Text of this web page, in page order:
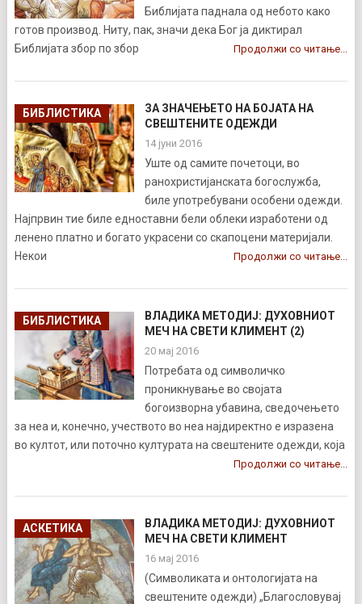
Библијата паднала од небото како
готов производ. Ниту, пак, значи дека Бог ја диктирал
Библијата збор по збор
Продолжи со читање...
БИБЛИСТИКА
ЗА ЗНАЧЕЊЕТО НА БОЈАТА НА
СВЕШТЕНИТЕ ОДЕЖДИ
14 јуни 2016
Уште од самите почетоци, во
ранохристијанската богослужба,
биле употребувани особени одежди.
Најпрвин тие биле едноставни бели облеки изработени од
ленено платно и богато украсени со скапоцени материјали.
Некои
Продолжи со читање...
БИБЛИСТИКА
ВЛАДИКА МЕТОДИЈ: ДУХОВНИОТ
МЕЧ НА СВЕТИ КЛИМЕНТ (2)
20 мај 2016
Потребата од символичко
проникнување во својата
богоизворна убавина, сведочењето
за неа и, конечно, учеството во неа најдиректно е изразена
во култот, или поточно културата на свештените одежди, која
Продолжи со читање...
АСКЕТИКА
ВЛАДИКА МЕТОДИЈ: ДУХОВНИОТ
МЕЧ НА СВЕТИ КЛИМЕНТ
16 мај 2016
(Символиката и онтологијата на
свештените одежди) „Благословувај